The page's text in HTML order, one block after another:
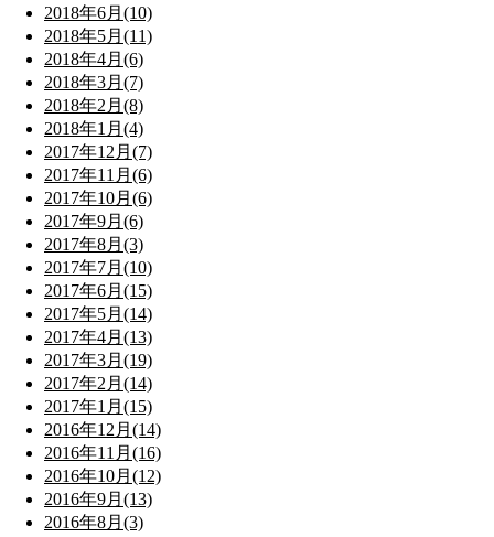
2018年6月(10)
2018年5月(11)
2018年4月(6)
2018年3月(7)
2018年2月(8)
2018年1月(4)
2017年12月(7)
2017年11月(6)
2017年10月(6)
2017年9月(6)
2017年8月(3)
2017年7月(10)
2017年6月(15)
2017年5月(14)
2017年4月(13)
2017年3月(19)
2017年2月(14)
2017年1月(15)
2016年12月(14)
2016年11月(16)
2016年10月(12)
2016年9月(13)
2016年8月(3)